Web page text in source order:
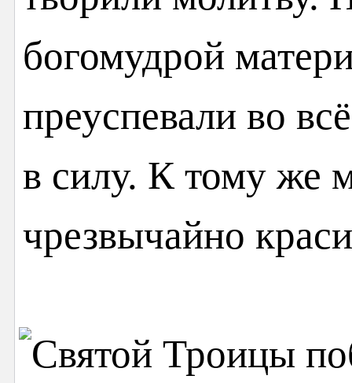
богомудрой
преуспевали во
в силу. К тому же
чрезвычайно